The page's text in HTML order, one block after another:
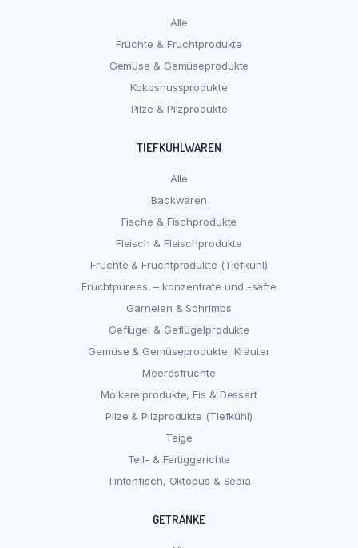
Alle
Früchte & Fruchtprodukte
Gemüse & Gemüseprodukte
Kokosnussprodukte
Pilze & Pilzprodukte
TIEFKÜHLWAREN
Alle
Backwaren
Fische & Fischprodukte
Fleisch & Fleischprodukte
Früchte & Fruchtprodukte (Tiefkühl)
Fruchtpürees, – konzentrate und -säfte
Garnelen & Schrimps
Geflügel & Geflügelprodukte
Gemüse & Gemüseprodukte, Kräuter
Meeresfrüchte
Molkereiprodukte, Eis & Dessert
Pilze & Pilzprodukte (Tiefkühl)
Teige
Teil- & Fertiggerichte
Tintenfisch, Oktopus & Sepia
GETRÄNKE